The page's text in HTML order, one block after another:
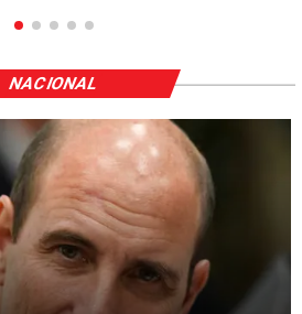
NACIONAL